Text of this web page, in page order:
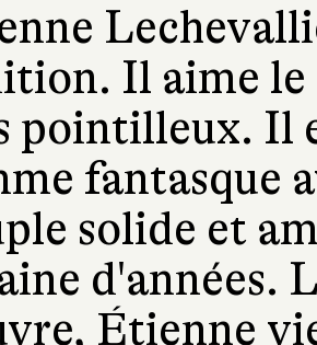
Il aime
pointilleux. Il
fantasque
solide et
d'années.
Étienne